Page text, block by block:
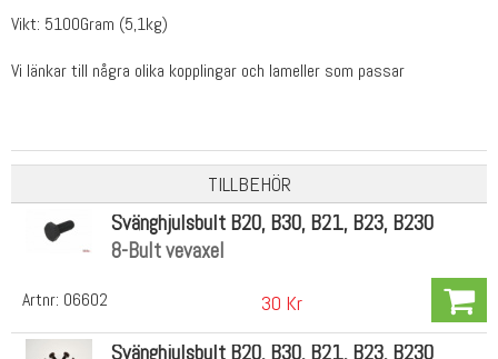
Vikt: 5100Gram (5,1kg)
Vi länkar till några olika kopplingar och lameller som passar
TILLBEHÖR
Artnr: 06602
Svänghjulsbult B20, B30, B21, B23, B230
8-Bult vevaxel
30 Kr
Svänghjulsbult B20, B30, B21, B23, B230